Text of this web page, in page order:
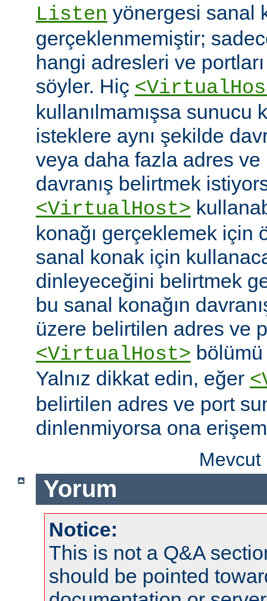
Listen yönergesi sanal
gerçeklenmemiştir;
hangi adresleri ve
söyler. Hiç
kullanılmamışsa sunucu
isteklere aynı şekilde
veya daha fazla adres ve
davranış belirtmek
<VirtualHost>
konağı gerçeklemek için
sanal konak için
dinleyeceğini belirtmek
bu sanal konağın
üzere belirtilen adres ve
<VirtualHost> bölümü
Yalnız dikkat edin, eğer
belirtilen adres ve port
dinlenmiyorsa ona
Yorum
Notice:
This is not a Q&A
should be pointed